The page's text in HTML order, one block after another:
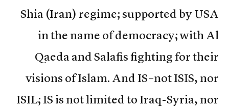
Shia (Iran) regime; supported by USA
in the name of democracy; with Al
Qaeda and Salafis fighting for their
visions of Islam. And IS–not ISIS, nor
ISIL; IS is not limited to Iraq-Syria, nor